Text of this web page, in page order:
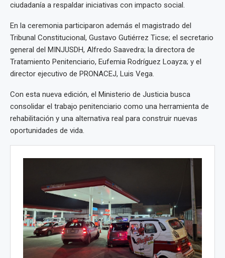
ciudadanía a respaldar iniciativas con impacto social.
En la ceremonia participaron además el magistrado del
Tribunal Constitucional, Gustavo Gutiérrez Ticse; el secretario
general del MINJUSDH, Alfredo Saavedra; la directora de
Tratamiento Penitenciario, Eufemia Rodríguez Loayza; y el
director ejecutivo de PRONACEJ, Luis Vega.
Con esta nueva edición, el Ministerio de Justicia busca
consolidar el trabajo penitenciario como una herramienta de
rehabilitación y una alternativa real para construir nuevas
oportunidades de vida.